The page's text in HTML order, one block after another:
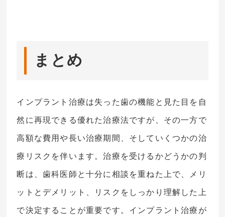
まとめ
インプラント治療は失った歯の機能と見た目を自
然に再現できる優れた治療法ですが、その一方で
高額な費用や長い治療期間、そしていくつかの治
療リスクを伴います。治療を受けるかどうかの判
断は、歯科医師と十分に相談を重ねた上で、メリ
ットとデメリット、リスクをしっかり理解した上
で決定することが重要です。インプラント治療が